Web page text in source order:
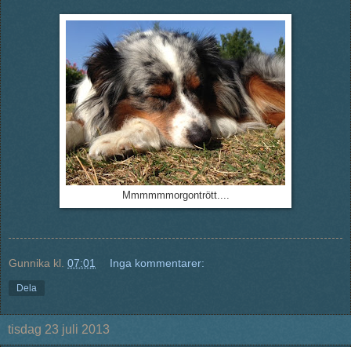
Mmmmmmorgontrött....
Gunnika kl. 07:01 Inga kommentarer:
Dela
tisdag 23 juli 2013